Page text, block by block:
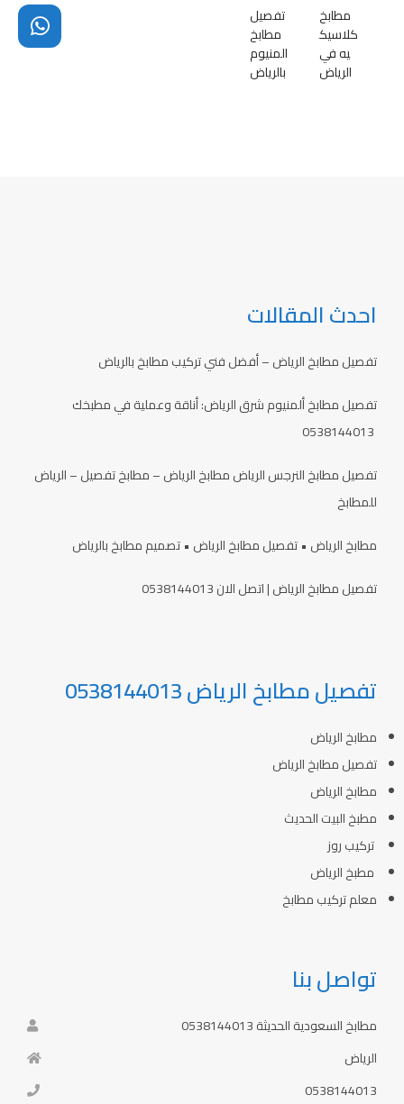
مطابخ
كلاسيك
يه في
الرياض
تفصيل
مطابخ
المنيوم
بالرياض
احدث المقالات
تفصيل مطابخ الرياض – أفضل فني تركيب مطابخ بالرياض
تفصيل مطابخ ألمنيوم شرق الرياض: أناقة وعملية في مطبخك
تفصيل مطابخ النرجس الرياض مطابخ الرياض – مطابخ تفصيل – الرياض
للمطابخ
مطابخ الرياض • تفصيل مطابخ الرياض • تصميم مطابخ بالرياض
تفصيل مطابخ الرياض | اتصل الان 0538144013
تفصيل مطابخ الرياض 0538144013
مطابخ الرياض
تفصيل مطابخ الرياض
مطابخ الرياض
مطبخ البيت الحديث
تركيب روز
مطبخ الرياض
معلم تركيب مطابخ
تواصل بنا
مطابخ السعودية الحديثة 0538144013
الرياض
0538144013